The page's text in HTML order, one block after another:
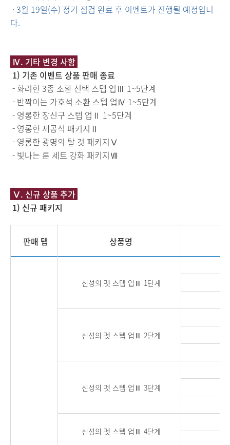
· 3월 19일(수) 정기 점검 완료 후 이벤트가 진행될 예정입니
다.
Ⅳ. 기타 변경 사항
1) 기존 이벤트 상품 판매 종료
- 화려한 3종 소환 선택 스텝 업Ⅲ 1~5단계
- 반짝이는 가호석 소환 스텝 업Ⅳ 1~5단계
- 영롱한 장신구 스텝 업Ⅱ 1~5단계
- 영롱한 세공석 패키지Ⅱ
- 영롱한 광명의 탈 것 패키지Ⅴ
- 빛나는 룬 세트 강화 패키지Ⅶ
Ⅴ. 신규 상품 추가
1) 신규 패키지
판매 탭 상품명
신성의 펫 스텝 업Ⅲ 1단계
신성의 펫 스텝 업Ⅲ 2단계
신성의 펫 스텝 업Ⅲ 3단계
신성의 펫 스텝 업Ⅲ 4단계